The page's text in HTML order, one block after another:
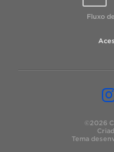
Fluxo
©2026
Tema